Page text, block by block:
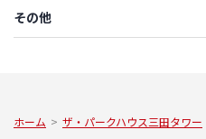
その他
ホーム > ザ・パークハウス三田タワー